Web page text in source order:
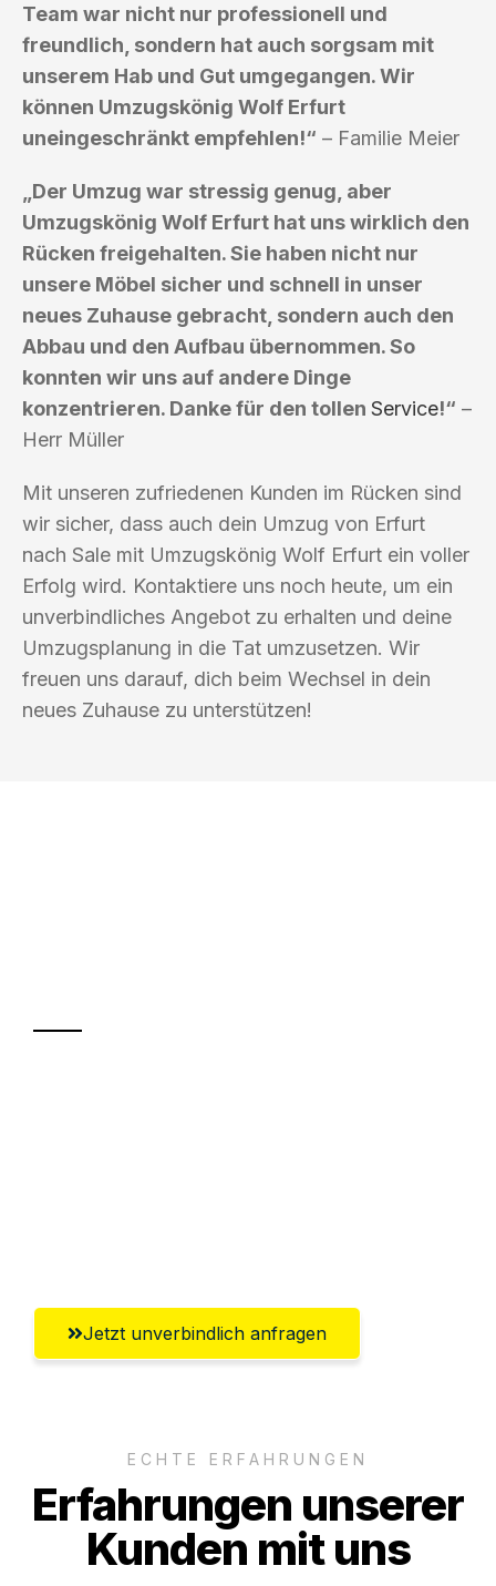
Team war nicht nur professionell und
freundlich, sondern hat auch sorgsam mit
unserem Hab und Gut umgegangen. Wir
können Umzugskönig Wolf Erfurt
uneingeschränkt empfehlen!“ – Familie Meier
„Der Umzug war stressig genug, aber
Umzugskönig Wolf Erfurt hat uns wirklich den
Rücken freigehalten. Sie haben nicht nur
unsere Möbel sicher und schnell in unser
neues Zuhause gebracht, sondern auch den
Abbau und den Aufbau übernommen. So
konnten wir uns auf andere Dinge
konzentrieren. Danke für den tollen Service!“ –
Herr Müller
Mit unseren zufriedenen Kunden im Rücken sind
wir sicher, dass auch dein Umzug von Erfurt
nach Sale mit Umzugskönig Wolf Erfurt ein voller
Erfolg wird. Kontaktiere uns noch heute, um ein
unverbindliches Angebot zu erhalten und deine
Umzugsplanung in die Tat umzusetzen. Wir
freuen uns darauf, dich beim Wechsel in dein
neues Zuhause zu unterstützen!
Jetzt unverbindlich anfragen
ECHTE ERFAHRUNGEN
Erfahrungen unserer
Kunden mit uns